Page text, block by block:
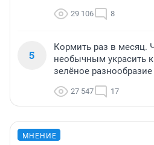
29 106 8
5
Кормить раз в
необычным украсить
зелёное
27 547 17
МНЕНИЕ